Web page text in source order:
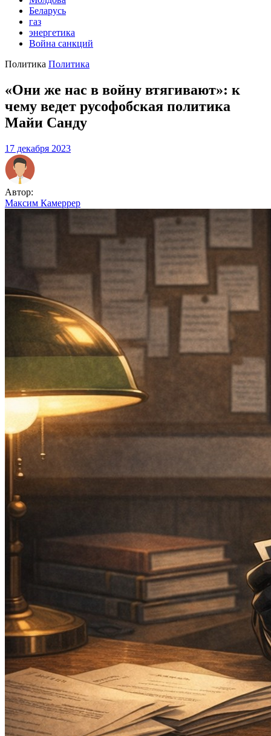
Беларусь
газ
энергетика
Война санкций
Политика Политика
«Они же нас в войну втягивают»: к
чему ведет русофобская политика
Майи Санду
17 декабря 2023
Автор:
Максим Камеррер